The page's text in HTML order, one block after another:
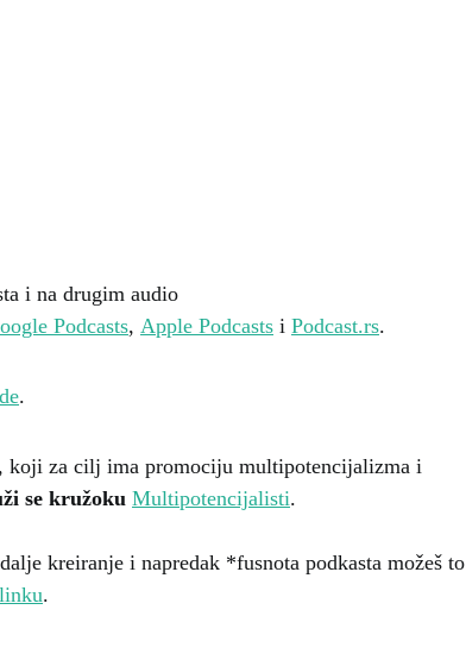
i na drugim audio
Podcasts, Apple Podcasts i Podcast.rs.
.
koji za cilj ima promociju multipotencijalizma i
se kružoku Multipotencijalisti.
kreiranje i napredak *fusnota podkasta možeš to
.